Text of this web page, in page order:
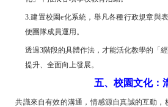
3.建置校園e化系統，舉凡各種行政規章與
便團隊成員運用。
透過3階段的具體作法，才能活化教學的「
提升、全面向上發展。
五、校園文化：
共識來自有效的溝通，情感源自真誠的互動，